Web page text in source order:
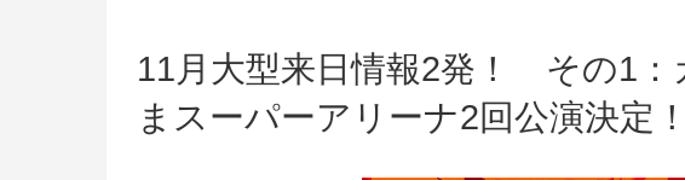
11月大型来日情報2発！ その1：
まスーパーアリーナ2回公演決定！